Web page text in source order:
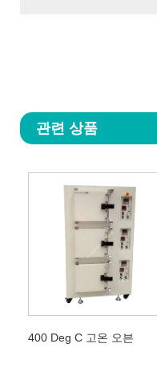
관련 상품
400 Deg C 고온 오븐